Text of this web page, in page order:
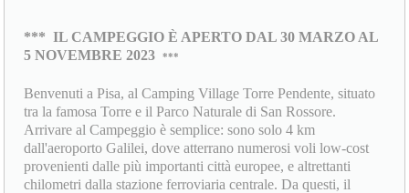
*** IL CAMPEGGIO È APERTO DAL 30 MARZO AL
5 NOVEMBRE 2023
***
Benvenuti a Pisa, al Camping Village Torre Pendente, situato
tra la famosa Torre e il Parco Naturale di San Rossore.
Arrivare al Campeggio è semplice: sono solo 4 km
dall'aeroporto Galilei, dove atterrano numerosi voli low-cost
provenienti dalle più importanti città europee, e altrettanti
chilometri dalla stazione ferroviaria centrale. Da questi, il